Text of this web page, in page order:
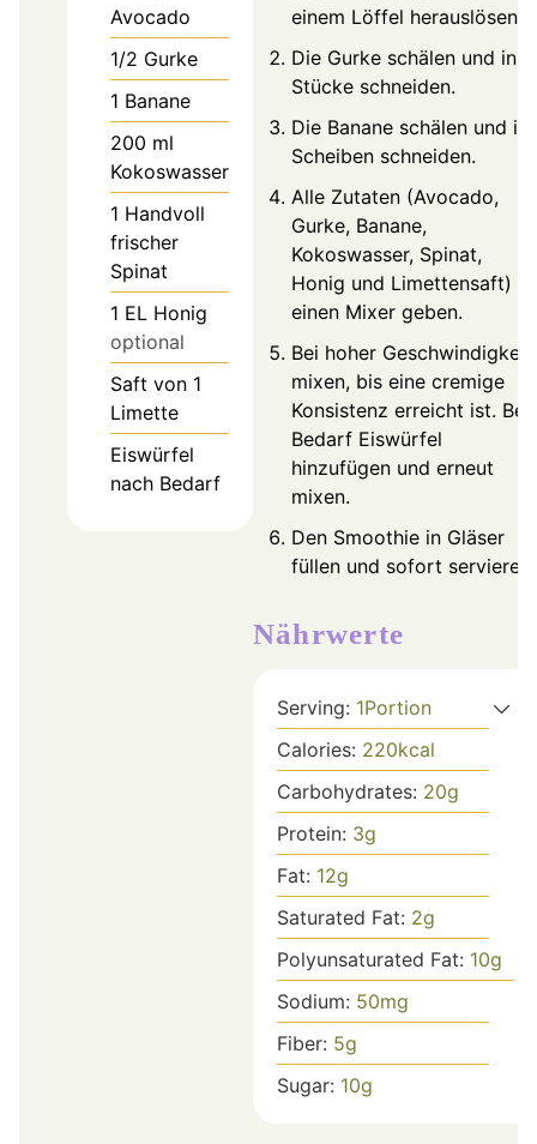
Avocado
1/2 Gurke
1 Banane
200 ml
Kokoswasser
1 Handvoll
frischer
Spinat
1 EL Honig
optional
Saft von 1
Limette
Eiswürfel
nach Bedarf
einem Löffel herauslösen.
Die Gurke schälen und in
Stücke schneiden.
Die Banane schälen und in
Scheiben schneiden.
Alle Zutaten (Avocado,
Gurke, Banane,
Kokoswasser, Spinat,
Honig und Limettensaft) in
einen Mixer geben.
Bei hoher Geschwindigkeit
mixen, bis eine cremige
Konsistenz erreicht ist. Bei
Bedarf Eiswürfel
hinzufügen und erneut
mixen.
Den Smoothie in Gläser
füllen und sofort servieren.
Nährwerte
Serving: 1Portion
Calories: 220kcal
Carbohydrates: 20g
Protein: 3g
Fat: 12g
Saturated Fat: 2g
Polyunsaturated Fat: 10g
Sodium: 50mg
Fiber: 5g
Sugar: 10g